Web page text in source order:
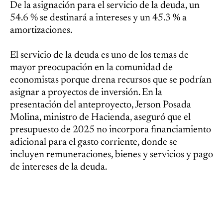
De la asignación para el servicio de la deuda, un
54.6 % se destinará a intereses y un 45.3 % a
amortizaciones.
El servicio de la deuda es uno de los temas de
mayor preocupación en la comunidad de
economistas porque drena recursos que se podrían
asignar a proyectos de inversión. En la
presentación del anteproyecto, Jerson Posada
Molina, ministro de Hacienda, aseguró que el
presupuesto de 2025 no incorpora financiamiento
adicional para el gasto corriente, donde se
incluyen remuneraciones, bienes y servicios y pago
de intereses de la deuda.